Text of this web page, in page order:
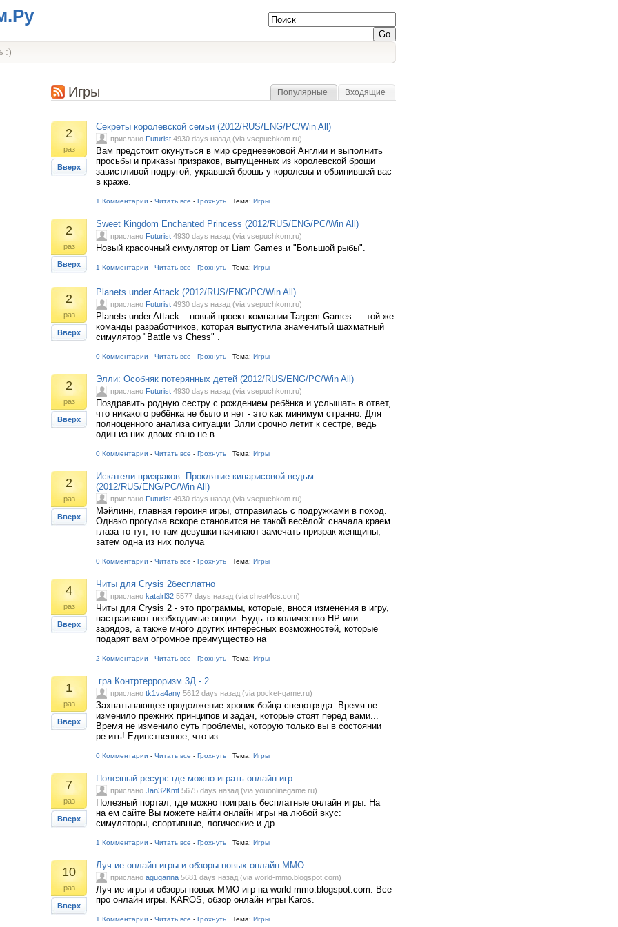
:)
Игры Популярные Входящие
2
раз
Вверх
Секреты королевской семьи (2012/RUS/ENG/PC/Win All)
прислано Futurist 4930 days назад (via vsepuchkom.ru)
Вам предстоит окунуться в мир средневековой Англии и выполнить
просьбы и приказы призраков, выпущенных из королевской броши
завистливой подругой, укравшей брошь у королевы и обвинившей вас
в краже.
1 Комментарии - Читать все - Грохнуть Тема: Игры
2
раз
Вверх
Sweet Kingdom Enchanted Princess (2012/RUS/ENG/PC/Win All)
прислано Futurist 4930 days назад (via vsepuchkom.ru)
Новый красочный симулятор от Liam Games и "Большой рыбы".
1 Комментарии - Читать все - Грохнуть Тема: Игры
2
раз
Вверх
Planets under Attack (2012/RUS/ENG/PC/Win All)
прислано Futurist 4930 days назад (via vsepuchkom.ru)
Planets under Attack – новый проект компании Targem Games — той же
команды разработчиков, которая выпустила знаменитый шахматный
симулятор "Battle vs Chess" .
0 Комментарии - Читать все - Грохнуть Тема: Игры
2
раз
Вверх
Элли: Особняк потерянных детей (2012/RUS/ENG/PC/Win All)
прислано Futurist 4930 days назад (via vsepuchkom.ru)
Поздравить родную сестру с рождением ребёнка и услышать в ответ,
что никакого ребёнка не было и нет - это как минимум странно. Для
полноценного анализа ситуации Элли срочно летит к сестре, ведь
один из них двоих явно не в
0 Комментарии - Читать все - Грохнуть Тема: Игры
2
раз
Вверх
Искатели призраков: Проклятие кипарисовой ведьм
(2012/RUS/ENG/PC/Win All)
прислано Futurist 4930 days назад (via vsepuchkom.ru)
Мэйлинн, главная героиня игры, отправилась с подружками в поход.
Однако прогулка вскоре становится не такой весёлой: сначала краем
глаза то тут, то там девушки начинают замечать призрак женщины,
затем одна из них получа
0 Комментарии - Читать все - Грохнуть Тема: Игры
4
раз
Вверх
Читы для Crysis 2бесплатно
прислано katalrl32 5577 days назад (via cheat4cs.com)
Читы для Crysis 2 - это программы, которые, внося изменения в игру,
настраивают необходимые опции. Будь то количество HP или
зарядов, а также много других интересных возможностей, которые
подарят вам огромное преимущество на
2 Комментарии - Читать все - Грохнуть Тема: Игры
1
раз
Вверх
гра Контртерроризм 3Д - 2
прислано tk1va4any 5612 days назад (via pocket-game.ru)
Захватывающее продолжение хроник бойца спецотряда. Время не
изменило прежних принципов и задач, которые стоят перед вами...
Время не изменило суть проблемы, которую только вы в состоянии
ре ить! Единственное, что из
0 Комментарии - Читать все - Грохнуть Тема: Игры
7
раз
Вверх
Полезный ресурс где можно играть онлайн игр
прислано Jan32Kmt 5675 days назад (via youonlinegame.ru)
Полезный портал, где можно поиграть бесплатные онлайн игры. На
на ем сайте Вы можете найти онлайн игры на любой вкус:
симуляторы, спортивные, логические и др.
1 Комментарии - Читать все - Грохнуть Тема: Игры
10
раз
Вверх
Луч ие онлайн игры и обзоры новых онлайн MMO
прислано aguganna 5681 days назад (via world-mmo.blogspot.com)
Луч ие игры и обзоры новых MMO игр на world-mmo.blogspot.com. Все
про онлайн игры. KAROS, обзор онлайн игры Karos.
1 Комментарии - Читать все - Грохнуть Тема: Игры